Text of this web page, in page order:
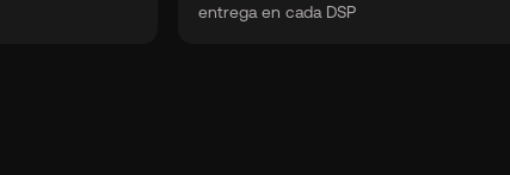
🇫🇷
entrega en cada DSP